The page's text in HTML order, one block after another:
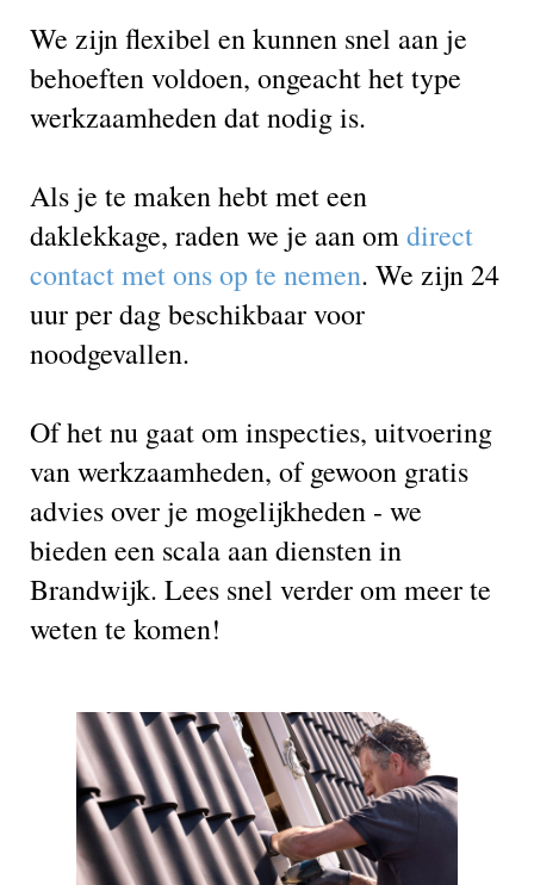
We zijn flexibel en kunnen snel aan je
behoeften voldoen, ongeacht het type
werkzaamheden dat nodig is.
Als je te maken hebt met een
daklekkage, raden we je aan omdirect
contact met ons op te nemen. We zijn 24
uur per dag beschikbaar voor
noodgevallen.
Of het nu gaat om inspecties, uitvoering
van werkzaamheden, of gewoon gratis
advies over je mogelijkheden - we
bieden een scala aan diensten in
Brandwijk. Lees snel verder om meer te
weten te komen!